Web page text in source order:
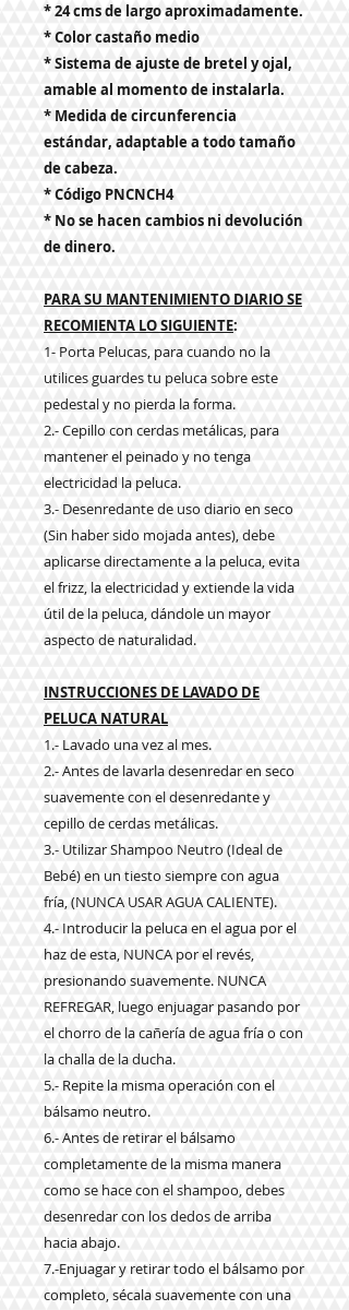
* 24 cms de largo aproximadamente.
* Color castaño medio
* Sistema de ajuste de bretel y ojal,
amable al momento de instalarla.
* Medida de circunferencia
estándar, adaptable a todo tamaño
de cabeza.
* Código PNCNCH4
* No se hacen cambios ni devolución
de dinero.
PARA SU MANTENIMIENTO DIARIO SE
RECOMIENTA LO SIGUIENTE:
1- Porta Pelucas, para cuando no la
utilices guardes tu peluca sobre este
pedestal y no pierda la forma.
2.- Cepillo con cerdas metálicas, para
mantener el peinado y no tenga
electricidad la peluca.
3.- Desenredante de uso diario en seco
(Sin haber sido mojada antes), debe
aplicarse directamente a la peluca, evita
el frizz, la electricidad y extiende la vida
útil de la peluca, dándole un mayor
aspecto de naturalidad.
INSTRUCCIONES DE LAVADO DE
PELUCA NATURAL
1.- Lavado una vez al mes.
2.- Antes de lavarla desenredar en seco
suavemente con el desenredante y
cepillo de cerdas metálicas.
3.- Utilizar Shampoo Neutro (Ideal de
Bebé) en un tiesto siempre con agua
fría,(NUNCA USAR AGUA CALIENTE).
4.- Introducir la peluca en el agua por el
haz de esta, NUNCA por el revés,
presionando suavemente. NUNCA
REFREGAR, luego enjuagar pasando por
el chorro de la cañería de agua fría o con
la challa de la ducha.
5.- Repite la misma operación con el
bálsamo neutro.
6.- Antes de retirar el bálsamo
completamente de la misma manera
como se hace con el shampoo, debes
desenredar con los dedos de arriba
hacia abajo.
7.-Enjuagar y retirar todo el bálsamo por
completo, sécala suavemente con una